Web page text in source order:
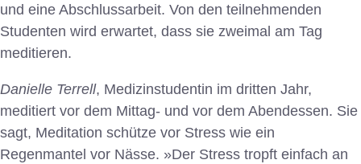
und eine Abschlussarbeit. Von den teilnehmenden
Studenten wird erwartet, dass sie zweimal am Tag
meditieren.
Danielle Terrell, Medizinstudentin im dritten Jahr,
meditiert vor dem Mittag- und vor dem Abendessen. Sie
sagt, Meditation schütze vor Stress wie ein
Regenmantel vor Nässe. »Der Stress tropft einfach an